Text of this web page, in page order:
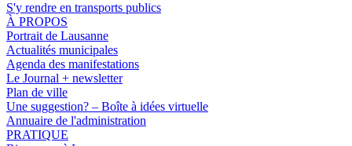
S'y rendre en transports publics
À PROPOS
Portrait de Lausanne
Actualités municipales
Agenda des manifestations
Le Journal + newsletter
Plan de ville
Une suggestion? – Boîte à idées virtuelle
Annuaire de l'administration
PRATIQUE